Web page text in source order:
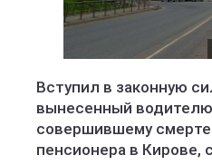
Вступил в законную
вынесенный
совершившему
пенсионера в Кирове,